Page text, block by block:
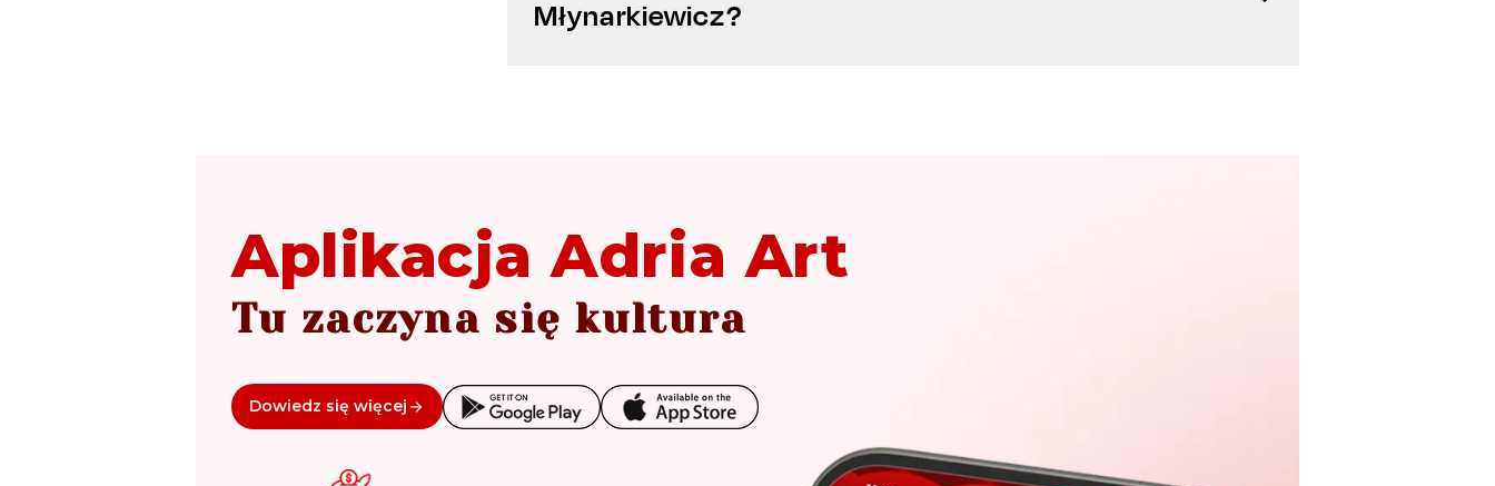
Młynarkiewicz?
Aplikacja Adria Art
Tu zaczyna się kultura
Dowiedz się więcej